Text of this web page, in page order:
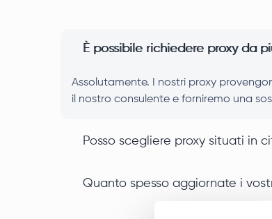
È possibile richiedere proxy da
Assolutamente. I nostri proxy
il nostro consulente e forniremo una
Posso scegliere proxy situati in
Quanto spesso aggiornate i